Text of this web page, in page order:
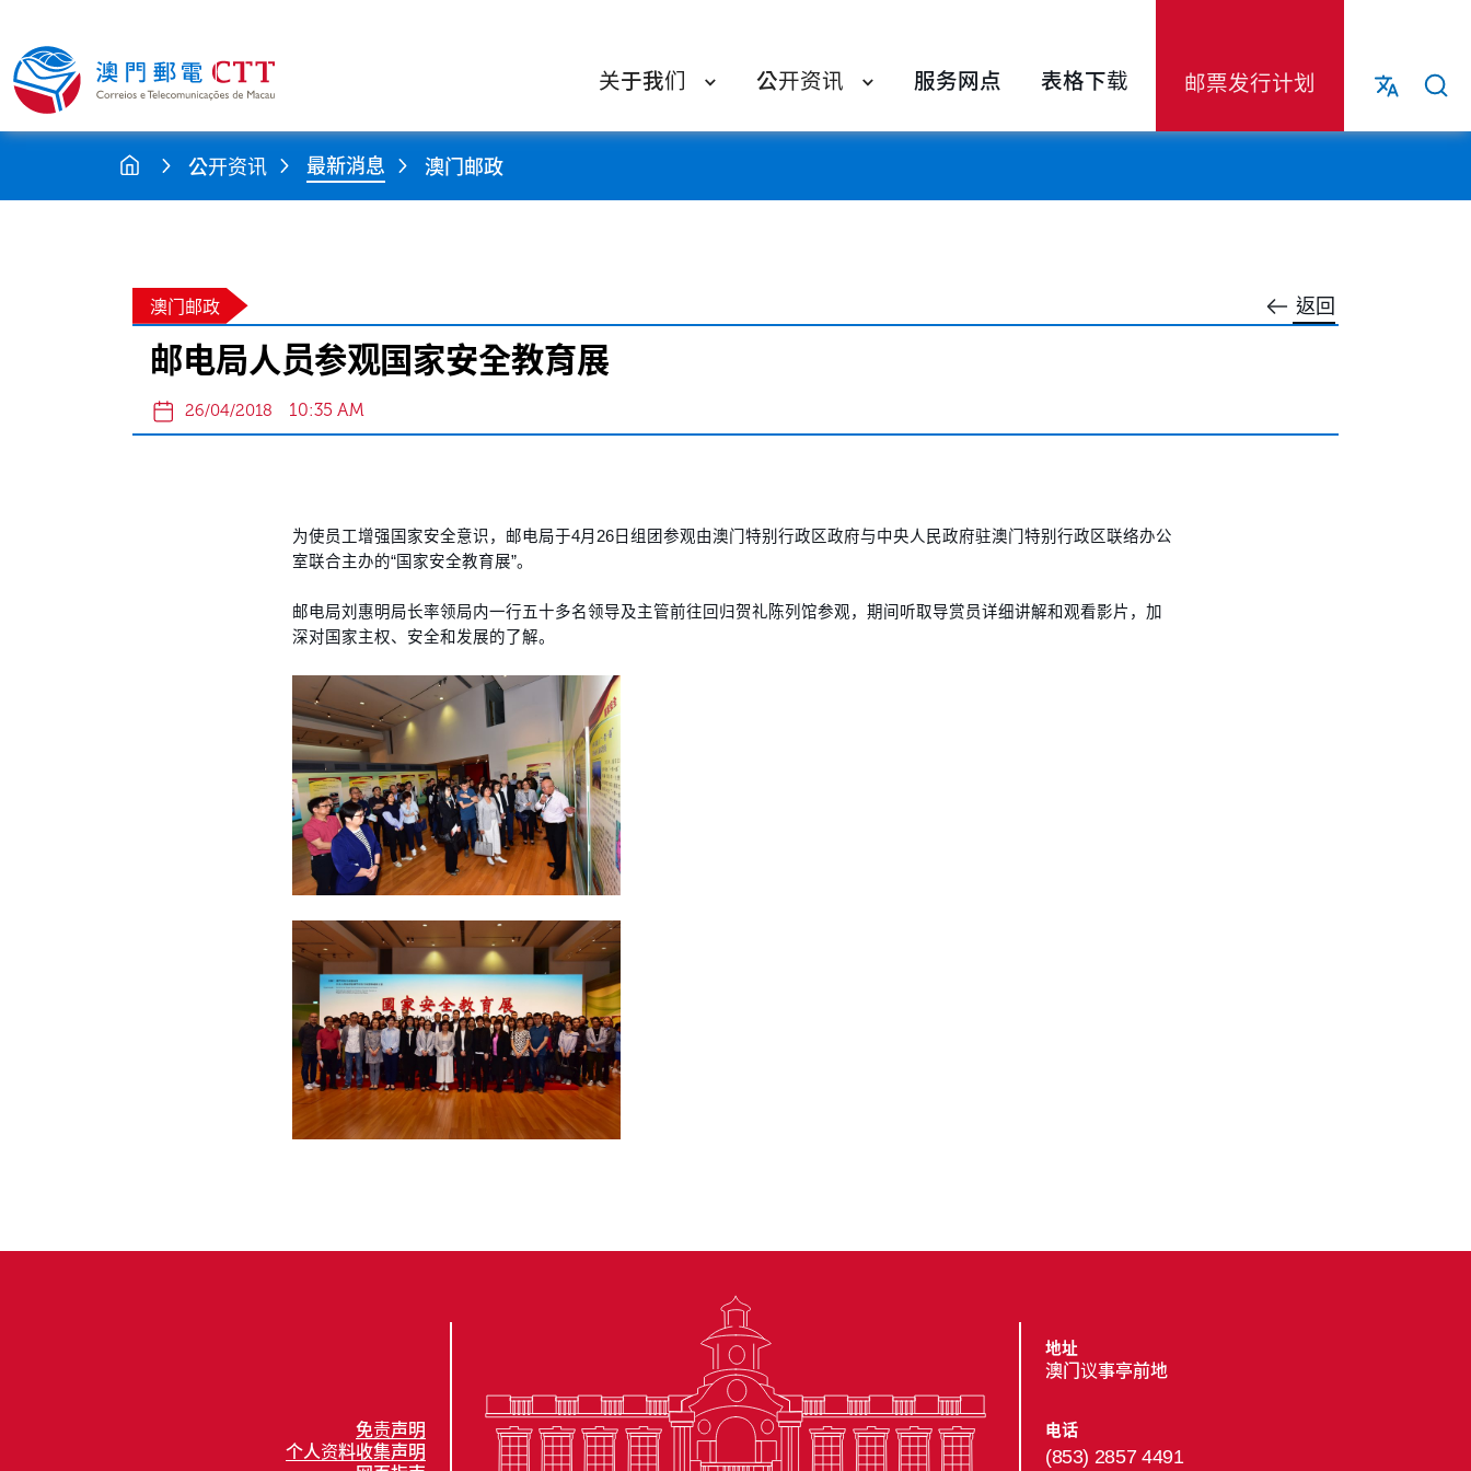
关于我们 公开资讯 服务网点 表格下载 邮票发行计划
公开资讯 最新消息 澳门邮政
返回
澳门邮政
邮电局人员参观国家安全教育展
26/04/2018 10:35 AM
为使员工增强国家安全意识，邮电局于4月26日组团参观由澳门特别行政区政府与中央人民政府驻澳门特别行政区联络办公
室联合主办的“国家安全教育展”。
邮电局刘惠明局长率领局内一行五十多名领导及主管前往回归贺礼陈列馆参观，期间听取导赏员详细讲解和观看影片，加
深对国家主权、安全和发展的了解。
免责声明
个人资料收集声明
地址
澳门议事亭前地
电话
(853) 2857 4491